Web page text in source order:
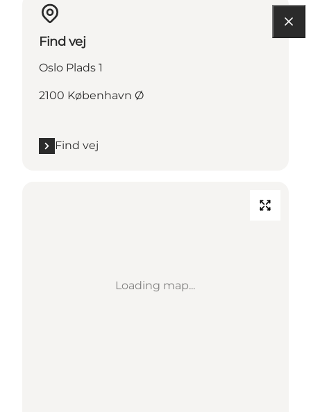
Find vej
Oslo Plads 1
2100 København Ø
Find vej
Loading map...